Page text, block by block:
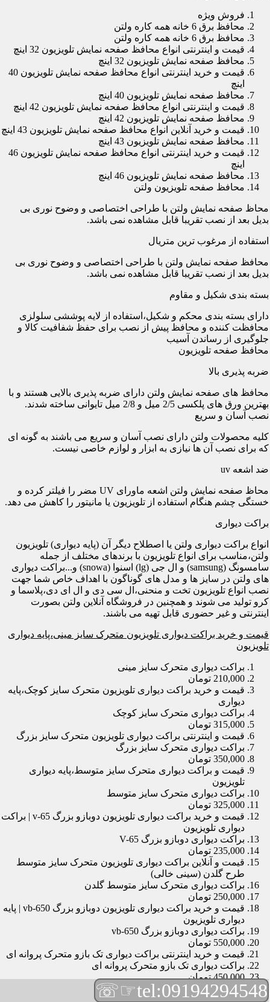
فروش ویژه
محافظ برق 6 خانه همه کاره ولتن
محافظ برق 6 خانه همه کاره ولتن
قیمت و اینترنتی انواع محافظ صفحه نمایش تلویزیون 32 اینچ
محافظ صفحه نمایش تلویزیون 32 اینچ
قیمت و خرید اینترنتی انواع محافظ صفحه نمایش تلویزیون 40
اینچ
محافظ صفحه نمایش تلویزیون 40 اینچ
قیمت و اینترنتی انواع محافظ صفحه نمایش تلویزیون 42 اینچ
محافظ صفحه نمایش تلویزیون 42 اینچ
قیمت و خرید آنلاین انواع محافظ صفحه نمایش تلویزیون 43 اینچ
محافظ صفحه نمایش تلویزیون 43 اینچ
قیمت و خرید اینترنتی انواع محافظ صفحه نمایش تلویزیون 46
اینچ
محافظ صفحه نمایش تلویزیون 46 اینچ
محافظ صفحه تلویزیون ولتن
محاظ صفحه نمایش ولتن با طراحی اختصاصی و وضوح نوری بی
بدیل بعد از نصب تقریبا قابل مشاهده نمی باشد.
استفاده از مرغوب ترین متریال
محافظ صفحه نمایش ولتن با طراحی اختصاصی و وضوح نوری بی
بدیل بعد از نصب تقریبا قابل مشاهده نمی باشد.
بسته بندی شکیل و مقاوم
دارای بسته بندی محکم و شکیل،استفاده از لایه پوششی سلولزی
محافظت کننده و محافظ پیش از نصب برای حفظ شفافیت کالا و
جلوگیری از رساندن آسیب
محافظ صفحه تلویزیون
ضربه پذیری بالا
محافظ های صفحه نمایش ولتن دارای ضربه پذیری بالایی هستند و با
بهترین ورق های پلکسی 2/5 میل و 2/8 میل تایوانی ساخته شدند.
نصب آسان و سریع
کلیه محصولات ولتن دارای نصب آسان و سریع می باشند به گونه ای
که برای نصب آن ها نیازی به ابزار و لوازم خاصی نیست.
ضد اشعه uv
محاظ صفحه نمایش ولتن اشعه ماورای UV مضر را فیلتر کرده و
خستگی چشم هنگام استفاده از تلویزیون یا مانیتور را کاهش می دهد.
براکت دیواری
انواع براکت دیواری ولتن یا اصطلاح دیگر آن (پایه دیواری) تلویزیون
ولتن،مناسب برای انواع تلویزیون با برندهای مختلف از جمله
سامسونگ (samsung) و ال جی (lg) اسنوا (snowa) و...براکت دیواری
های ولتن در سایز ها و مدل های گوناگون با اهداف خاص شما جهت
نصب انواع تلویزیون تخت و منحنی،ال سی دی و ال ای دی،پلاسما و
کرو تولید می شوند و همچنین در فروشگاه آنلاین ولتن بصورت
اینترنتی و غیر حضوری قابل تهیه می باشند.
قیمت و خرید براکت دیواری تلویزیون متحرک سایز مینی،پایه دیواری
تلویزیون
براکت دیواری متحرک سایز مینی
210,000 تومان
قیمت و خرید براکت دیواری تلویزیون متحرک سایز کوچک،پایه
دیواری
براکت دیواری متحرک سایز کوچک
315,000 تومان
قیمت و اینترنتی براکت دیواری تلویزیون متحرک سایز بزرگ
براکت دیواری متحرک سایز بزرگ
350,000 تومان
قیمت و براکت دیواری متحرک سایز متوسط،پایه دیواری
تلویزیون
براکت دیواری متحرک سایز متوسط
325,000 تومان
قیمت و خرید براکت دیواری تلویزیون دوبازو بزرگ v-65 | براکت
دیواری تلویزیون
براکت دیواری دوبازو بزرگ V-65
235,000 تومان
قیمت و آنلاین براکت دیواری تلویزیون متحرک سایز متوسط
طرح گلدن (سینی خالی)
براکت دیواری متحرک سایز متوسط گلدن
250,000 تومان
قیمت و خرید براکت دیواری تلویزیون دوبازو بزرگ vb-650 | پایه
دیواری تلویزیون
براکت دیواری دوبازو بزرگ vb-650
550,000 تومان
قیمت و خرید اینترنتی براکت دیواری تک بازو متحرک پروانه ای
براکت دیواری تک بازو متحرک پروانه ای
450,000 تومان
قیمت و براکت دیواری تلویزیون مچی | براکت دیواری تلویزیون
tel:09194294548
☞☏